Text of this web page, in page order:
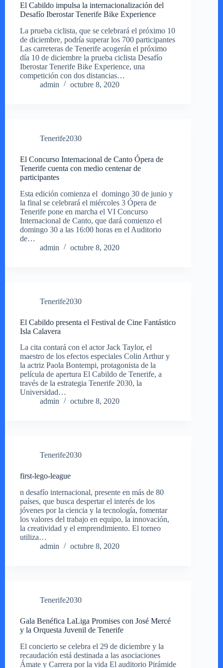
El Cabildo impulsa la internacionalización del
Desafío Iberostar Tenerife Bike Experience
La prueba ciclista, que se celebrará el próximo 10
de diciembre, podría superar los 700 participantes
Las carreteras de Tenerife acogerán el próximo
día 10 de diciembre la prueba ciclista Desafío
Iberostar Tenerife Bike Experience, una
competición con dos distancias…
admin
octubre 8, 2020
Tenerife2030
El Concurso Internacional de Canto Ópera de
Tenerife cuenta con medio centenar de
participantes
Esta edición comienza el domingo 30 de junio y
la final se celebrará el miércoles 3 Ópera de
Tenerife pone en marcha el VI Concurso
Internacional de Canto, que dará comienzo el
domingo 30 a las 16:00 horas en el Auditorio
de…
admin
octubre 8, 2020
Tenerife2030
El Cabildo presenta el Festival de Cine Fantástico
Isla Calavera
La cita contará con el actor Jack Taylor, el
maestro de los efectos especiales Colin Arthur y
la actriz Paola Bontempi, protagonista de la
película de apertura El Cabildo de Tenerife, a
través de la estrategia Tenerife 2030, la
Universidad…
admin
octubre 8, 2020
Tenerife2030
first-lego-league
n desafío internacional, presente en más de 80
países, que busca despertar el interés de los
jóvenes por la ciencia y la tecnología, fomentar
los valores del trabajo en equipo, la innovación,
la creatividad y el emprendimiento. El torneo
utiliza…
admin
octubre 8, 2020
Tenerife2030
Gala Benéfica LaLiga Promises con José Mercé
y la Orquesta Juvenil de Tenerife
El concierto se celebra el 29 de diciembre y la
recaudación está destinada a las asociaciones
Ámate y Carrera por la vida El auditorio Pirámide